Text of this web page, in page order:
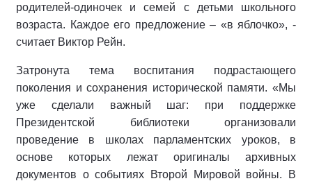
родителей-одиночек и семей с детьми школьного
возраста. Каждое его предложение – «в яблочко», -
считает Виктор Рейн.
Затронута тема воспитания подрастающего
поколения и сохранения исторической памяти. «Мы
уже сделали важный шаг: при поддержке
Президентской библиотеки организовали
проведение в школах парламентских уроков, в
основе которых лежат оригиналы архивных
документов о событиях Второй Мировой войны. В